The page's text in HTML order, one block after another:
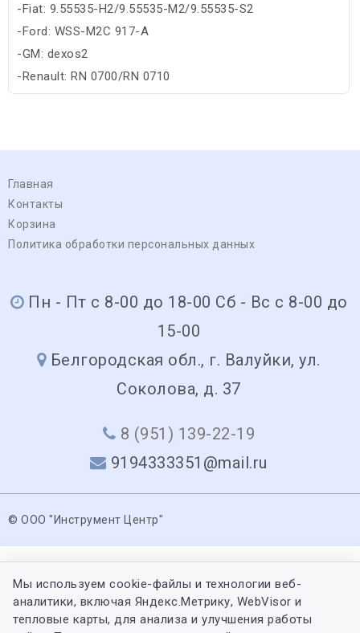
-Fiat: 9.55535-H2/9.55535-M2/9.55535-S2
-Ford: WSS-M2C 917-A
-GM: dexos2
-Renault: RN 0700/RN 0710
Главная
Контакты
Корзина
Политика обработки персональных данных
Пн - Пт с 8-00 до 18-00 Сб - Вс с 8-00 до
15-00
Белгородская обл., г. Валуйки, ул.
Соколова, д. 37
8 (951) 139-22-19
9194333351@mail.ru
© ООО "Инструмент Центр"
Мы используем cookie-файлы и технологии веб-
аналитики, включая Яндекс.Метрику, WebVisor и
тепловые карты, для анализа и улучшения работы